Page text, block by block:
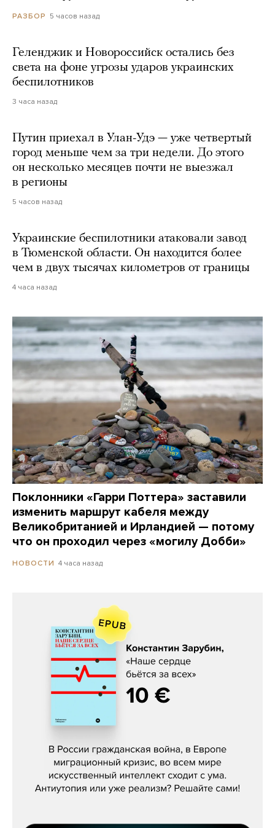
РАЗБОР 5 часов назад
Геленджик и Новороссийск остались без
света на фоне угрозы ударов украинских
беспилотников
3 часа назад
Путин приехал в Улан-Удэ — уже четвертый
город меньше чем за три недели. До этого
он несколько месяцев почти не выезжал
в регионы
5 часов назад
Украинские беспилотники атаковали завод
в Тюменской области. Он находится более
чем в двух тысячах километров от границы
4 часа назад
Поклонники «Гарри Поттера» заставили
изменить маршрут кабеля между
Великобританией и Ирландией — потому
что он проходил через «могилу Добби»
НОВОСТИ 4 часа назад
Константин Зарубин, «Наше сердце